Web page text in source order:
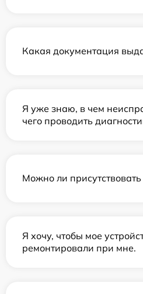
Какая документация
Я уже знаю, в чем
чего проводить
Можно ли
Я хочу, чтобы мое
ремонтировали при мне.